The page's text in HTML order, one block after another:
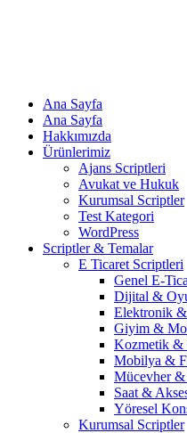
Ana Sayfa
Ana Sayfa
Hakkımızda
Ürünlerimiz
Ajans Scriptleri
Avukat ve Hukuk
Kurumsal Scriptler
Test Kategori
WordPress
Scriptler & Temalar
E Ticaret Scriptleri
Genel E-
Dijital &
Elektronik
Giyim &
Kozmetik &
Mobilya &
Mücevher &
Saat &
Yöresel
Kurumsal Scriptler